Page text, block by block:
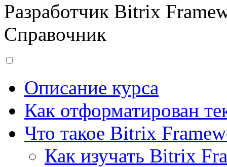
Разработчик Bitrix
Справочник
Описание курса
Как отформатирован
Что такое Bitrix
Как изучать Bitrix